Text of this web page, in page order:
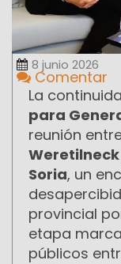
8 junio 2026
Comentar
La
para
reunión
Weretilneck
Soria, un
provincial
etapa
públicos